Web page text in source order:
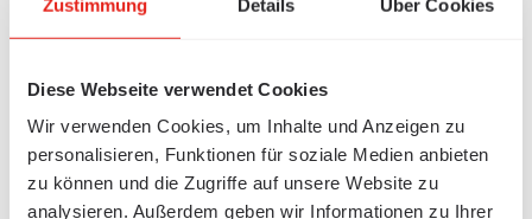
Zustimmung Details Über Cookies
Diese Webseite verwendet Cookies
Wir verwenden Cookies, um Inhalte und Anzeigen zu
personalisieren, Funktionen für soziale Medien anbieten
zu können und die Zugriffe auf unsere Website zu
analysieren. Außerdem geben wir Informationen zu Ihrer